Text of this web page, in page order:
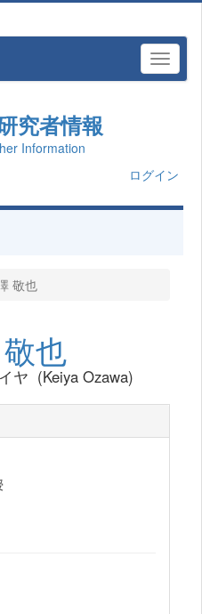
究者情報
Information
ログイン
敬也
也
ヤ (Keiya Ozawa)